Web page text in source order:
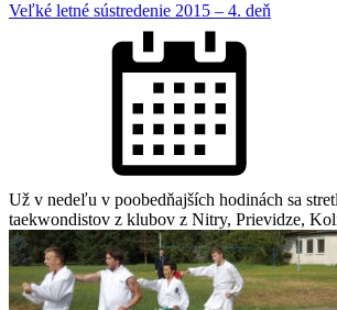
Veľké letné sústredenie 2015 – 4. deň
Už v nedeľu v poobedňajších hodinách sa
taekwondistov z klubov z Nitry, Prievidze,